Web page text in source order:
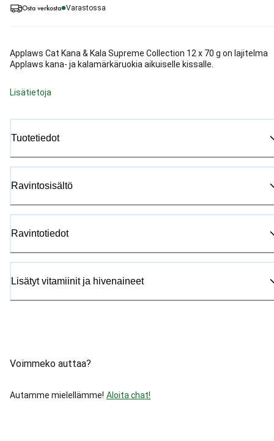
Osta verkosta Varastossa
Applaws Cat Kana & Kala Supreme Collection 12 x 70 g on lajitelma
Applaws kana- ja kalamärkäruokia aikuiselle kissalle.
Lisätietoja
Tuotetiedot
Ravintosisältö
Ravintotiedot
Lisätyt vitamiinit ja hivenaineet
Voimmeko auttaa?
Autamme mielellämme! Aloita chat!